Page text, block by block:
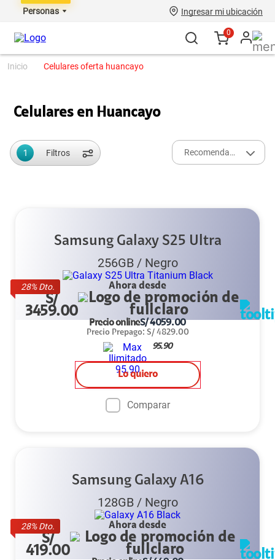
Personas Ingresar mi ubicación
0
celulares oferta huancayo
Celulares en Huancayo
1 Filtros Recomendados
28% Dto.
Samsung Galaxy S25 Ultra
256GB/ Negro
Ahora desde
S/
3459.00
Precio onlineS/4059.00
Precio Prepago: S/ 4829.00
95.90
Lo quiero
Comparar
28% Dto.
Samsung Galaxy A16
128GB/ Negro
Ahora desde
S/
419.00